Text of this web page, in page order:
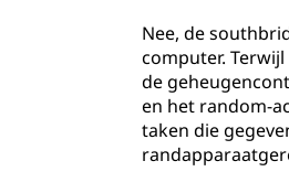
Nee, de
computer.
de
en het random-
taken die